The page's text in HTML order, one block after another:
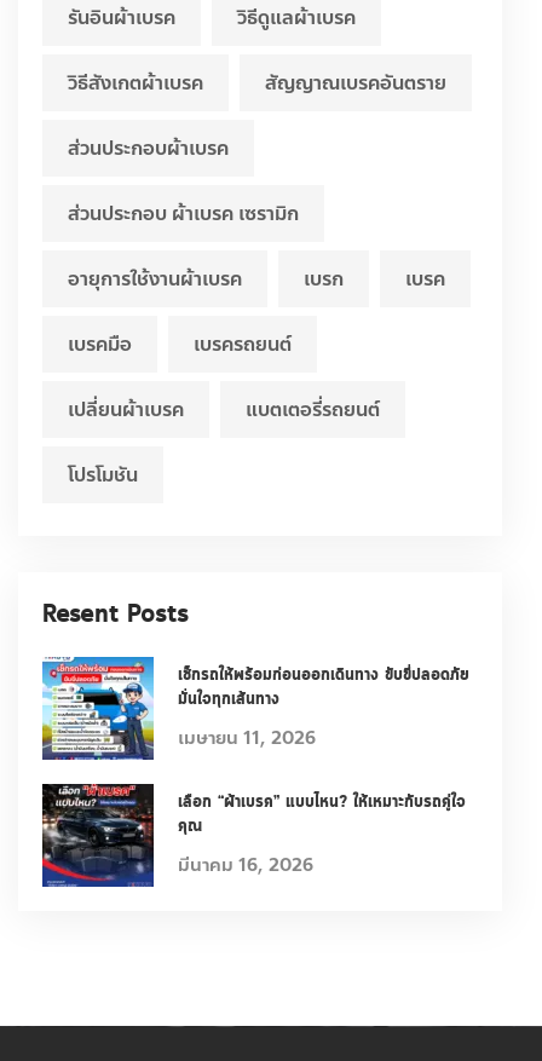
รันอินผ้าเบรค วิธีดูแลผ้าเบรค
วิธีสังเกตผ้าเบรค สัญญาณเบรคอันตราย
ส่วนประกอบผ้าเบรค
ส่วนประกอบ ผ้าเบรค เซรามิก
อายุการใช้งานผ้าเบรค เบรก เบรค
เบรคมือ เบรครถยนต์
เปลี่ยนผ้าเบรค แบตเตอรี่รถยนต์
โปรโมชัน
Resent Posts
เช็กรถให้พร้อมก่อนออกเดินทาง ขับขี่ปลอดภัย
มั่นใจทุกเส้นทาง
เมษายน 11, 2026
เลือก “ผ้าเบรค” แบบไหน? ให้เหมาะกับรถคู่ใจ
คุณ
มีนาคม 16, 2026